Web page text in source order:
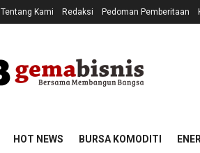
Tentang Kami Redaksi Pedoman Pemberitaan
HOT NEWS BURSA KOMODITI